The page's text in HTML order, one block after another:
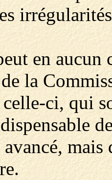
en aucun
la
ci, qui
mais